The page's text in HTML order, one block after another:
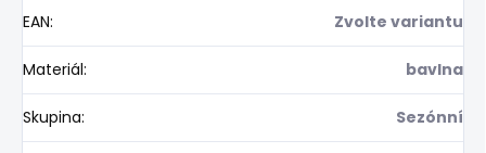
EAN: Zvolte variantu
Materiál: bavlna
Skupina: Sezónní